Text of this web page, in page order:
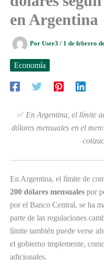
en Argentina
Por User3 / 1 de febrero
Economía
✅ En Argentina, el límite
dólares mensuales en el
En Argentina, el límite de
200 dólares mensuales por
por el Banco Central, se ha
parte de las regulaciones
límite también puede verse
el gobierno implemente,
adicionales.